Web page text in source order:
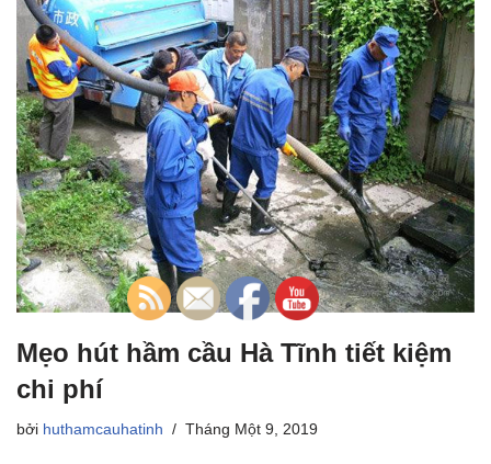
Mẹo hút hầm cầu Hà Tĩnh tiết kiệm
chi phí
bởi huthamcauhatinh Tháng Một 9, 2019